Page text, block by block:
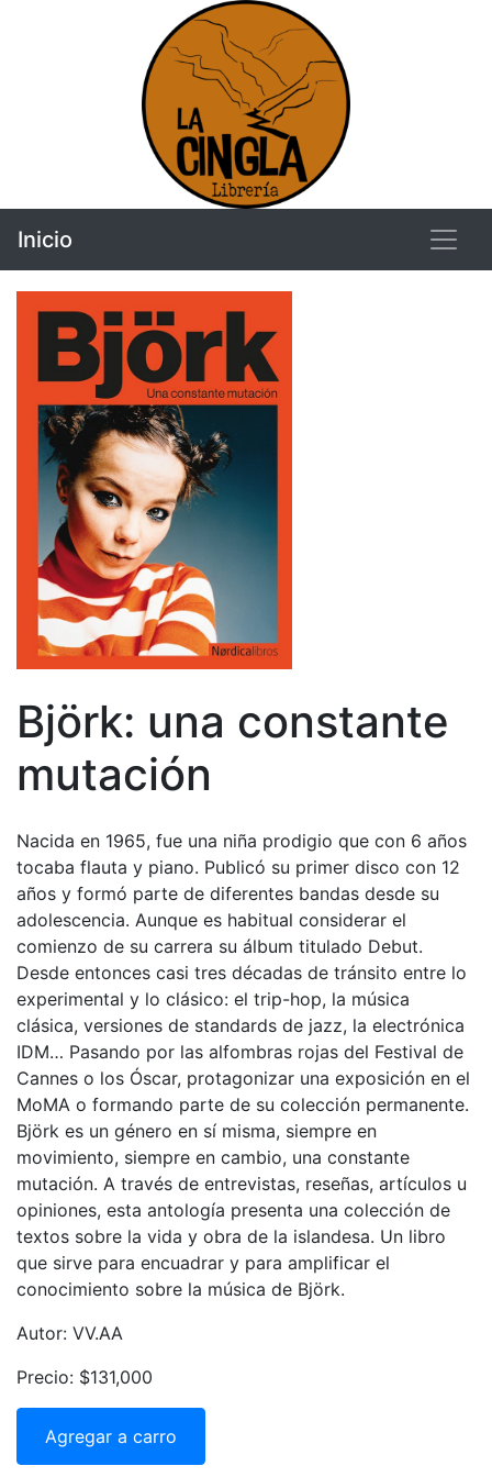
Inicio
Björk: una constante
mutación
Nacida en 1965, fue una niña prodigio que con 6 años
tocaba flauta y piano. Publicó su primer disco con 12
años y formó parte de diferentes bandas desde su
adolescencia. Aunque es habitual considerar el
comienzo de su carrera su álbum titulado Debut.
Desde entonces casi tres décadas de tránsito entre lo
experimental y lo clásico: el trip-hop, la música
clásica, versiones de standards de jazz, la electrónica
IDM… Pasando por las alfombras rojas del Festival de
Cannes o los Óscar, protagonizar una exposición en el
MoMA o formando parte de su colección permanente.
Björk es un género en sí misma, siempre en
movimiento, siempre en cambio, una constante
mutación. A través de entrevistas, reseñas, artículos u
opiniones, esta antología presenta una colección de
textos sobre la vida y obra de la islandesa. Un libro
que sirve para encuadrar y para amplificar el
conocimiento sobre la música de Björk.
Autor: VV.AA
Precio: $131,000
Agregar a carro